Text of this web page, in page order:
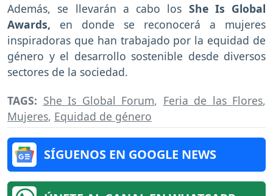
Además, se llevarán a cabo los She Is Global
Awards, en donde se reconocerá a mujeres
inspiradoras que han trabajado por la equidad de
género y el desarrollo sostenible desde diversos
sectores de la sociedad.
TAGS: She Is Global Forum, Feria de las Flores,
Mujeres, Equidad de género
SÍGUENOS EN GOOGLE NEWS